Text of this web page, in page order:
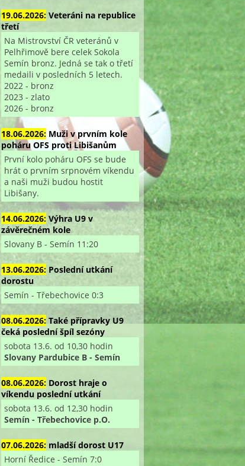
19.06.2026: Veteráni na republice
třetí
Na Mistrovství ČR veteránů v
Pelhřimově bere celek Sokola
Semín bronz. Jedná se tak o třetí
medaili v posledních 5 letech.
2022 - bronz
2023 - zlato
2026 - bronz
18.06.2026: Muži v prvním kole
poháru OFS proti Libišanům
První kolo poháru OFS se bude
hrát o prvním srpnovém víkendu
a naši muži budou hostit
Libišany.
14.06.2026: Výhra U9 v
závěrečném kole
Slovany B - Semín 11:20
13.06.2026: Poslední utkání
dorostu
Semín - Třebechovice 0:3
08.06.2026: Také přípravky U9
čeká poslední špíl sezóny
sobota 13.6. od 10,30 hodin
Slovany Pardubice B - Semín
08.06.2026: Dorost hraje o
víkendu poslední utkání
sobota 13.6. od 12,30 hodin
Semín - Třebechovice p.O.
07.06.2026: mladší dorost U17
Horní Ředice - Semín 7:0